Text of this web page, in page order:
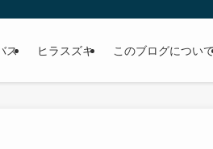
え方で魚を釣るのか、三浦半島の磯縛
ス ヒラスズキ このブログについ